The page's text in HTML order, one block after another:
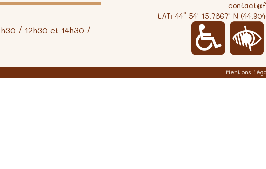
/ 12h30 et 14h30 /
LAT: 44° 54' 15.7867" N
Mentions